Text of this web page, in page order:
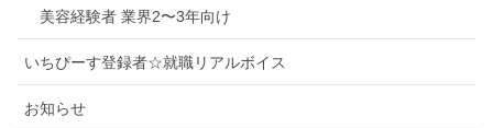
美容経験者 業界2〜3年向け
いちぴーす登録者☆就職リアルボイス
お知らせ